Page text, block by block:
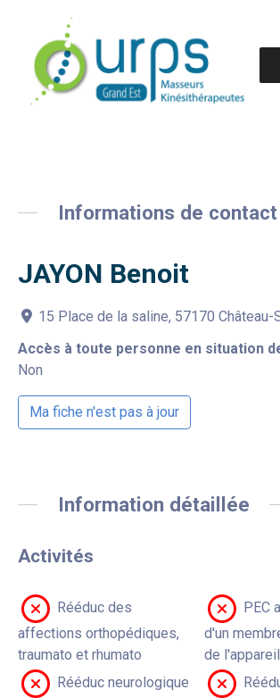
Informations de contact
JAYON Benoit
15 Place de la saline, 57170 Château-
Accès à toute personne en situation
Non
Ma fiche n'est pas à jour
Information détaillée
Activités
Rééduc des
affections orthopédiques,
traumato et rhumato
PEC
d'un
de
Rééduc neurologique